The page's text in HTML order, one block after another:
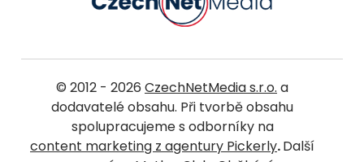
© 2012 - 2026 CzechNetMedia s.r.o. a
dodavatelé obsahu. Při tvorbě obsahu
spolupracujeme s odborníky na
content marketing z agentury Pickerly.Další